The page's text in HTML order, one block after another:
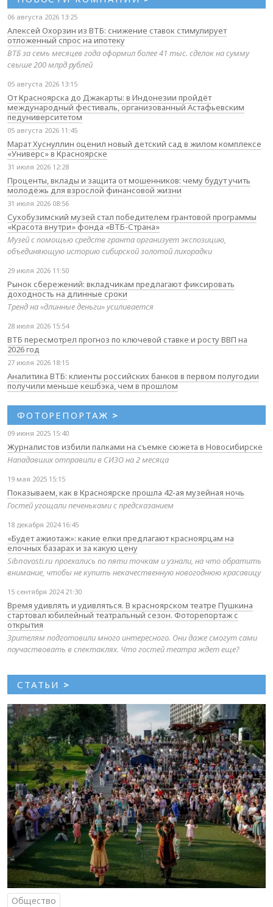
06 августа 2026 13:25
Алексей Охорзин из ВТБ: снижение ставок стимулирует
отложенный спрос на ипотеку
ВТБ за семь месяцев года оформил более 41 тыс. сделок на сумму
свыше 200 млрд рублей
05 августа 2026 13:15
От Красноярска до Джакарты: в Индонезии пройдёт
международный фестиваль, организованный Астафьевским
педуниверситетом
05 августа 2026 11:45
Марат Хуснуллин оценил новый детский сад в жилом комплексе
«Универс» в Красноярске
31 июля 2026 12:28
Проценты, вклады и защита от мошенников: чему будут учить
молодёжь для взрослой финансовой жизни
31 июля 2026 08:56
Сухобузимский музей стал победителем грантовой программы
«Красота внутри» фонда «ВТБ-Страна»
Музей с помощью средств гранта организует экспозицию,
объединяющую историю сибирской золотой лихорадки
29 июля 2026 11:50
Рынок сбережений: вкладчикам предлагают фиксировать
доходность на длинные сроки
Тренд на «длинные деньги» усиливается
28 июля 2026 15:54
ВТБ пересмотрел прогноз по ключевой ставке и росту ВВП на
2026 год
27 июля 2026 18:15
Аналитика ВТБ: клиенты российских банков в первом полугодии
получили меньше кешбэка, чем в прошлом
ФОТОРЕПОРТАЖ >
09 июня 2025 15:40
Журналистов избили палками на съемке сюжета в Новосибирске
Нападавших отправили в СИЗО на 2 месяца
19 мая 2025 15:15
Показываем, как в Красноярске прошла 42-ая музейная ночь
Гостей угощали печеньками с предсказанием
18 декабря 2024 16:45
«Будет ажиотаж»: какие елки предлагают красноярцам на
елочных базарах и за какую цену
Sibnovosti.ru проехались по пяти точкам и узнали, на что обратить
внимание, чтобы не купить некачественную новогоднюю красавицу
15 сентября 2024 21:30
Время удивлять и удивляться. В красноярском театре Пушкина
стартовал юбилейный театральный сезон. Фоторепортаж с
открытия
Зрителям подготовили много интересного. Они даже смогут сами
поучаствовать в спектаклях. Что гостей театра ждет еще?
СТАТЬИ >
Общество